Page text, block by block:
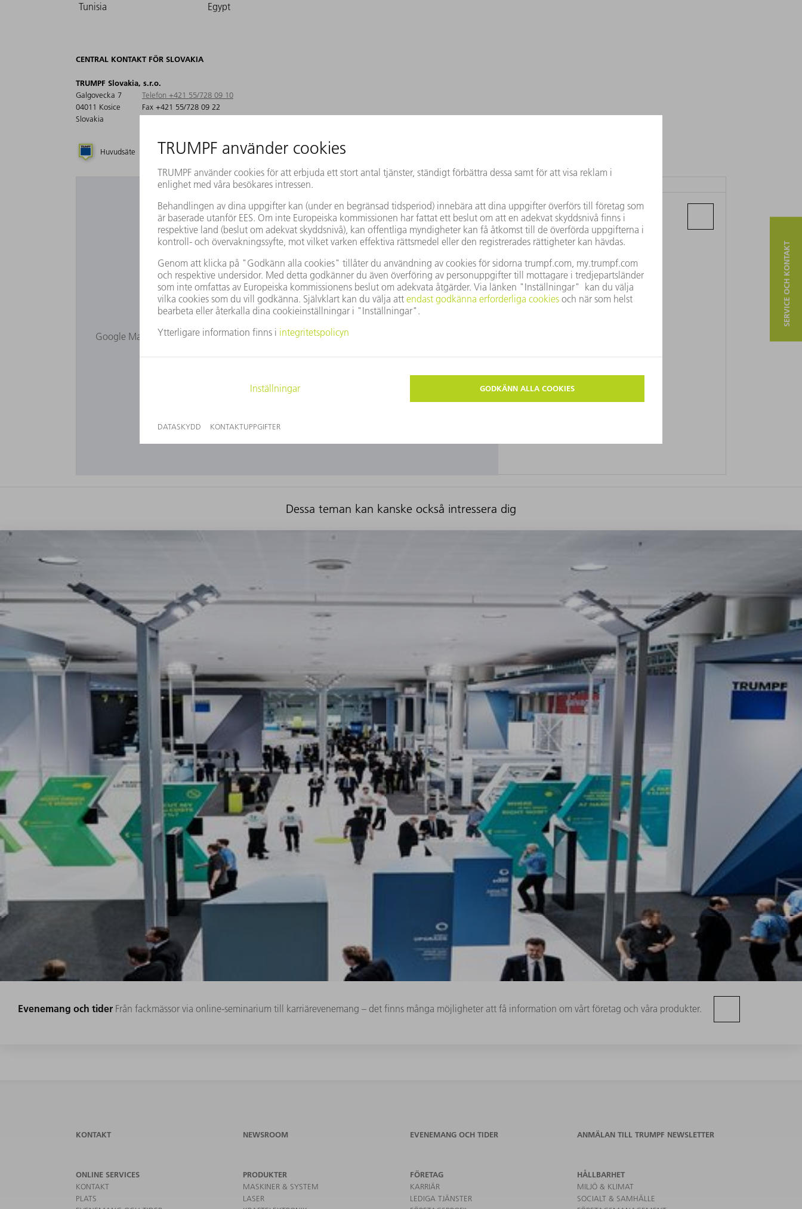
Tunisia
Egypt
CENTRAL KONTAKT FÖR SLOVAKIA
TRUMPF Slovakia, s.r.o.
Galgovecka 7
04011 Kosice
Slovakia
Telefon +421 55/728 09 10
Fax +421 55/728 09 22
Huvudsäte Dotterbolag Byrå Ändra land/region
Vill du använda Google Maps?
Google Maps visas inte för dig eftersom du inte har godkänt våra cookies. Anpassa dina
TRUMPF SLOVAKIA, S.R.O.
Galgovecka 7
04011 Kosice
Dessa teman kan kanske också intressera dig
Evenemang och tider Från fackmässor via online-seminarium till karriärevenemang – det finns många möjligheter att få information om vårt företag och våra produkter.
SERVICE OCH KONTAKT
KONTAKT NEWSROOM EVENEMANG OCH TIDER ANMÄLAN TILL TRUMPF NEWSLETTER
ONLINE SERVICES
KONTAKT
PLATS
PRODUKTER
MASKINER & SYSTEM
LASER
FÖRETAG
KARRIÄR
LEDIGA TJÄNSTER
HÅLLBARHET
MILJÖ & KLIMAT
SOCIALT & SAMHÄLLE